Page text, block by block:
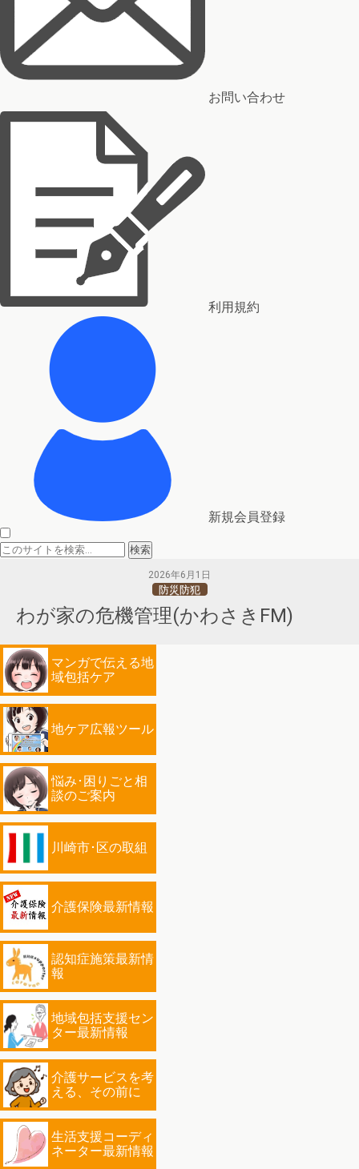
お問い合わせ
利用規約
新規会員登録
2026年6月1日
防災防犯
わが家の危機管理(かわさきFM)
マンガで伝える地
域包括ケア
地ケア広報ツール
悩み･困りごと相
談のご案内
川崎市･区の取組
介護保険最新情報
認知症施策最新情
報
地域包括支援セン
ター最新情報
介護サービスを考
える、その前に
生活支援コーディ
ネーター最新情報